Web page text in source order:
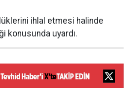
ihlal etmesi halinde
konusunda uyardı.